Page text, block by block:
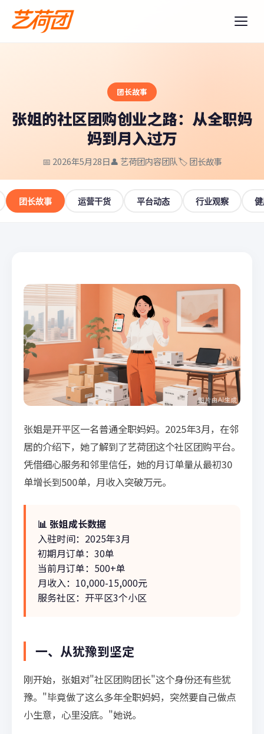
团长故事
张姐的社区团购创业之路：从全职妈
妈到月入过万
📅 2026年5月28日👤 艺荷团内容团队🏷️ 团长故事
团长故事 运营干货 平台动态 行业观察
张姐是开平区一名普通全职妈妈。2025年3月，在邻
居的介绍下，她了解到了艺荷团这个社区团购平台。
凭借细心服务和邻里信任，她的月订单量从最初30
单增长到500单，月收入突破万元。
📊 张姐成长数据
入驻时间：2025年3月
初期月订单：30单
当前月订单：500+单
月收入：10,000-15,000元
服务社区：开平区3个小区
一、从犹豫到坚定
刚开始，张姐对"社区团购团长"这个身份还有些犹
豫。"毕竟做了这么多年全职妈妈，突然要自己做点
小生意，心里没底。"她说。